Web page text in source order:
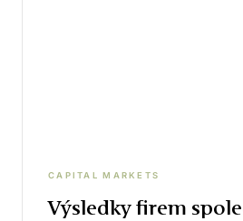
CAPITAL MARKETS
Výsledky firem